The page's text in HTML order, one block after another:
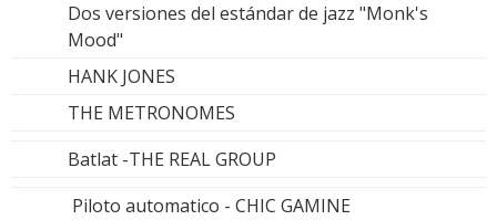
Dos versiones del estándar de jazz "Monk's
Mood"
HANK JONES
THE METRONOMES
Batlat -THE REAL GROUP
Piloto automatico - CHIC GAMINE